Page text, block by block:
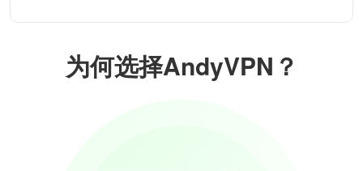
为何选择AndyVPN？